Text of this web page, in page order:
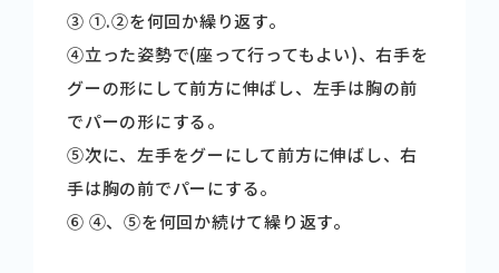
➂ ➀.➁を何回か繰り返す。
➃立った姿勢で(座って行ってもよい)、右手を
グーの形にして前方に伸ばし、左手は胸の前
でパーの形にする。
➄次に、左手をグーにして前方に伸ばし、右
手は胸の前でパーにする。
➅ ➃、➄を何回か続けて繰り返す。